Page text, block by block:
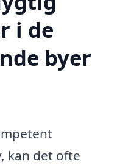
i de
byer
kan det ofte